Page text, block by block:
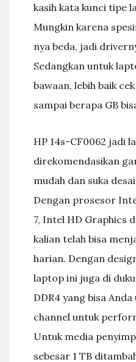
kasih kata kunci tipe
Mungkin karena
nya beda, jadi
Sedangkan untuk
bawaan, lebih baik
sampai berapa GB
HP 14s-CF0062 jadi
direkomendasikan
mudah dan suka
Dengan prosesor
7, Intel HD Graphics
kalian telah bisa
harian. Dengan
laptop ini juga di
DDR4 yang bisa
channel untuk
Untuk media
sebesar 1 TB